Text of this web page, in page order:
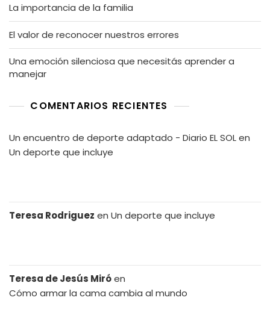
La importancia de la familia
El valor de reconocer nuestros errores
Una emoción silenciosa que necesitás aprender a
manejar
COMENTARIOS RECIENTES
Un encuentro de deporte adaptado - Diario EL SOLen
Un deporte que incluye
Teresa Rodriguez en Un deporte que incluye
Teresa de Jesús Miróen
Cómo armar la cama cambia al mundo